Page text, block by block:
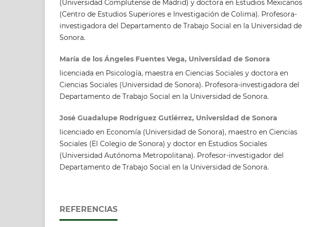
(Universidad Complutense de Madrid) y doctora en Estudios Mexicanos
(Centro de Estudios Superiores e Investigación de Colima). Profesora-
investigadora del Departamento de Trabajo Social en la Universidad de
Sonora.
María de los Ángeles Fuentes Vega, Universidad de Sonora
licenciada en Psicología, maestra en Ciencias Sociales y doctora en
Ciencias Sociales (Universidad de Sonora). Profesora-investigadora del
Departamento de Trabajo Social en la Universidad de Sonora.
José Guadalupe Rodríguez Gutiérrez, Universidad de Sonora
licenciado en Economía (Universidad de Sonora), maestro en Ciencias
Sociales (El Colegio de Sonora) y doctor en Estudios Sociales
(Universidad Autónoma Metropolitana). Profesor-investigador del
Departamento de Trabajo Social en la Universidad de Sonora.
REFERENCIAS